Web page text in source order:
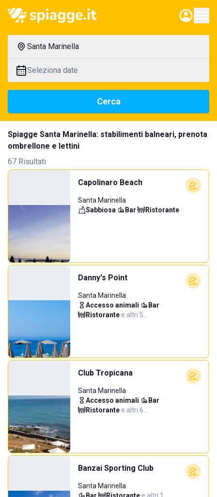
Santa Marinella
Seleziona date
Cerca
Spiagge Santa Marinella: stabilimenti balneari, prenota
ombrellone e lettini
67 Risultati
Capolinaro Beach
Santa Marinella
Sabbiosa· Bar· Ristorante
Danny's Point
Santa Marinella
Accesso animali· Bar·
Ristorante·e altri 5…
Club Tropicana
Santa Marinella
Accesso animali· Bar·
Ristorante·e altri 6…
Banzai Sporting Club
Santa Marinella